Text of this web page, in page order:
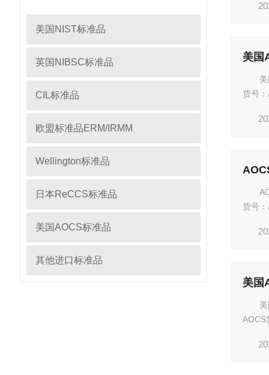
美国NIST标准品
英国NIBSC标准品
CIL标准品
欧盟标准品ERM/IRMM
Wellington标准品
日本ReCCS标准品
美国AOCS标准品
其他进口标准品
号）
美国
货号
途：
货号
用途
AOCS